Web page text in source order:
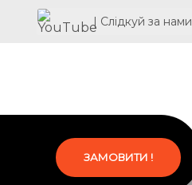
| Слідкуй за нами
ЗАМОВИТИ !